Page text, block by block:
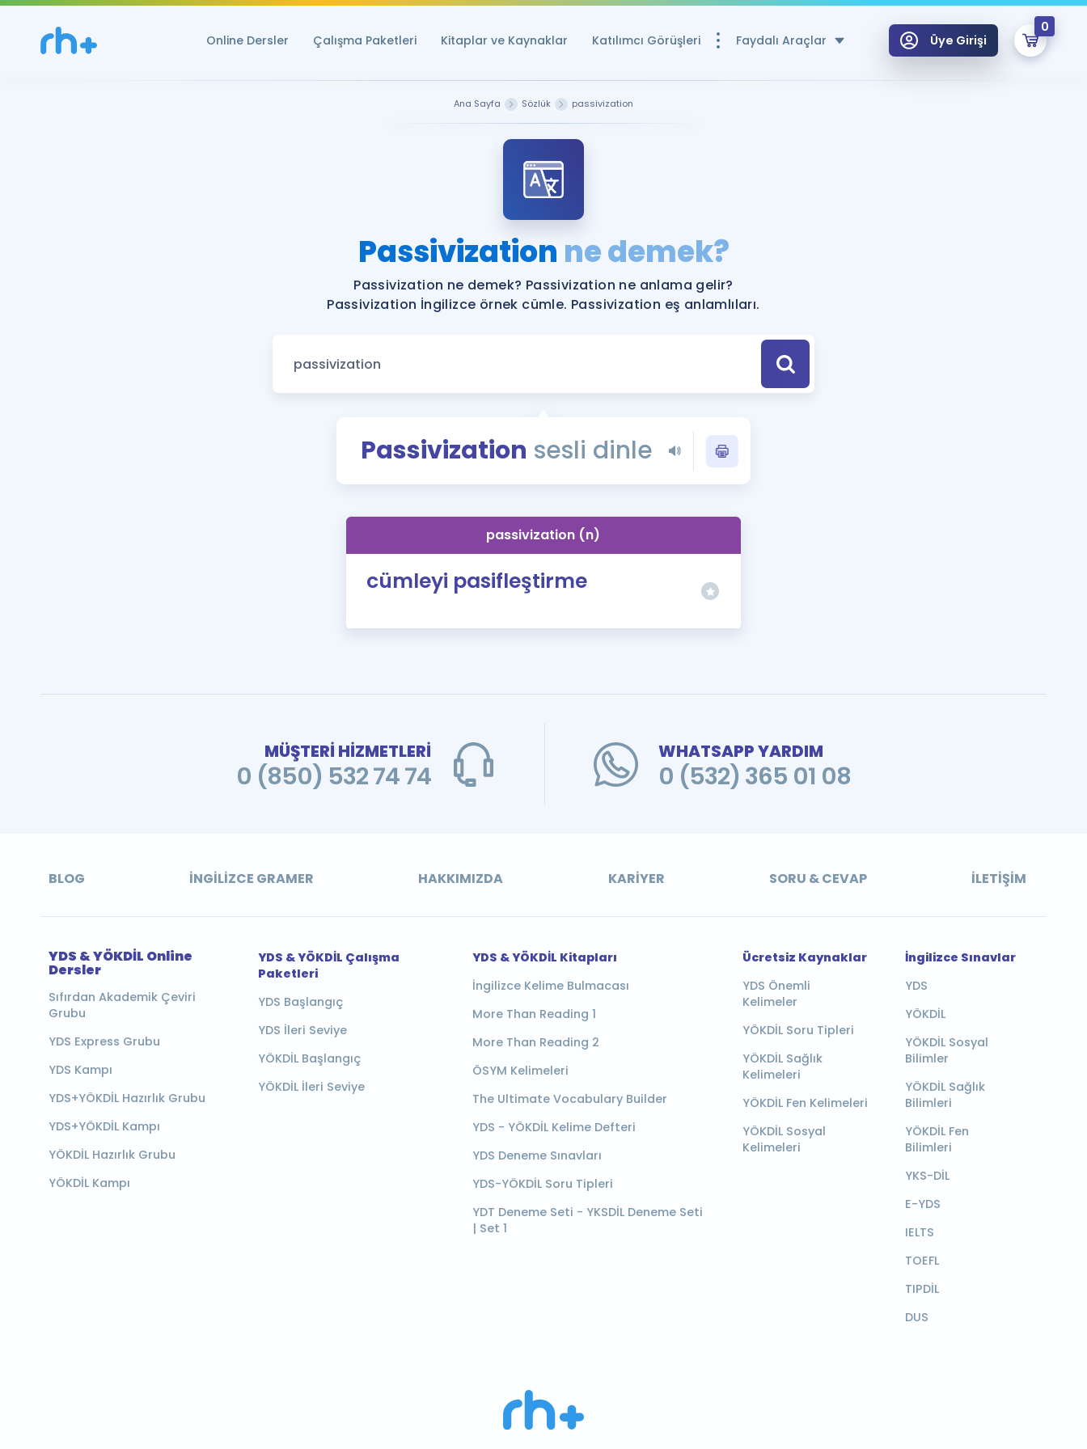
Online Dersler Çalışma Paketleri Kitaplar ve Kaynaklar Katılımcı Görüşleri Faydalı Araçlar
Ücretsiz Kaynaklar
YDS ve YÖKDİL Puan Hesaplama Aracı
YDS ve YÖKDİL'e Hazırlananlar için Öneriler
Tüm ÖSYM Sınavları Tek Takvimde
Blog
YDS - YÖKDİL Tüm Sınavlarla İlgili Haberler
İngilizce Gramer
Üye Girişi
0
Remzi Hoca ile seni sınava hazırlayacak onlarca eğitim seni bekliyor!
Ana Sayfa Sözlük passivization
Passivization ne demek?
Passivization ne demek? Passivization ne anlama gelir?
Passivization İngilizce örnek cümle. Passivization eş anlamlıları.
Passivization sesli dinle
passivization (n)
cümleyi pasifleştirme
MÜŞTERİ HİZMETLERİ
0 (850) 532 74 74
WHATSAPP YARDIM
0 (532) 365 01 08
BLOG İNGILIZCE GRAMER HAKKIMIZDA KARIYER SORU & CEVAP İLETIŞIM
YDS & YÖKDİL Online
Dersler
Sıfırdan Akademik Çeviri
Grubu
YDS Express Grubu
YDS Kampı
YDS+YÖKDİL Hazırlık Grubu
YDS+YÖKDİL Kampı
YÖKDİL Hazırlık Grubu
YÖKDİL Kampı
YDS & YÖKDİL Çalışma
Paketleri
YDS Başlangıç
YDS İleri Seviye
YÖKDİL Başlangıç
YÖKDİL İleri Seviye
YDS & YÖKDİL Kitapları
İngilizce Kelime Bulmacası
More Than Reading 1
More Than Reading 2
ÖSYM Kelimeleri
The Ultimate Vocabulary Builder
YDS - YÖKDİL Kelime Defteri
YDS Deneme Sınavları
YDS-YÖKDİL Soru Tipleri
YDT Deneme Seti - YKSDİL Deneme Seti
| Set 1
Ücretsiz Kaynaklar
YDS Önemli
Kelimeler
YÖKDİL Soru Tipleri
YÖKDİL Sağlık
Kelimeleri
YÖKDİL Fen Kelimeleri
YÖKDİL Sosyal
Kelimeleri
İngilizce Sınavlar
YDS
YÖKDİL
YÖKDİL Sosyal
Bilimler
YÖKDİL Sağlık
Bilimleri
YÖKDİL Fen
Bilimleri
YKS-DİL
E-YDS
IELTS
TOEFL
TIPDİL
DUS